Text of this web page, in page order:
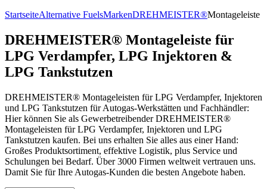
StartseiteAlternative FuelsMarkenDREHMEISTER®Montageleiste
DREHMEISTER® Montageleiste für
LPG Verdampfer, LPG Injektoren &
LPG Tankstutzen
DREHMEISTER® Montageleisten für LPG Verdampfer, Injektoren
und LPG Tankstutzen für Autogas-Werkstätten und Fachhändler:
Hier können Sie als Gewerbetreibender DREHMEISTER®
Montageleisten für LPG Verdampfer, Injektoren und LPG
Tankstutzen kaufen. Bei uns erhalten Sie alles aus einer Hand:
Großes Produktsortiment, effektive Logistik, plus Service und
Schulungen bei Bedarf. Über 3000 Firmen weltweit vertrauen uns.
Damit Sie für Ihre Autogas-Kunden die besten Angebote haben.